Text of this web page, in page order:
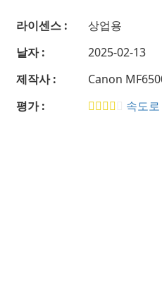
라이센스 :
상업용
날자 :
2025-02-13
제작사 :
Canon
평가 :
속도